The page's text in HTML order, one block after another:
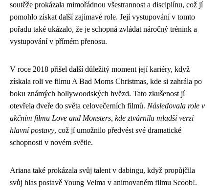
soutěže prokázala mimořádnou všestrannost a disciplínu, což jí
pomohlo získat další zajímavé role. Její vystupování v tomto
pořadu také ukázalo, že je schopná zvládat náročný trénink a
vystupování v přímém přenosu.
V roce 2018 přišel další důležitý moment její kariéry, když
získala roli ve filmu A Bad Moms Christmas, kde si zahrála po
boku známých hollywoodských hvězd. Tato zkušenost jí
otevřela dveře do světa celovečerních filmů. Následovala role v
akčním filmu Love and Monsters, kde ztvárnila mladší verzi
hlavní postavy, což jí umožnilo předvést své dramatické
schopnosti v novém světle.
Ariana také prokázala svůj talent v dabingu, když propůjčila
svůj hlas postavě Young Velma v animovaném filmu Scoob!.